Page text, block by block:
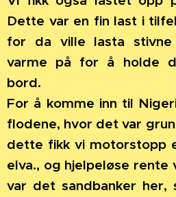
Dette var en fin last i
for da ville lasta
varme på for å holde
bord.
For å komme inn til
flodene, hvor det var
dette fikk vi motorstopp
elva., og hjelpeløse rente
var det sandbanker her,